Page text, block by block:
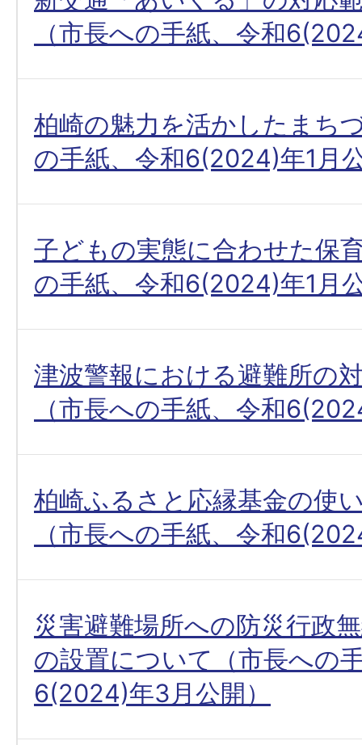
（市長への手紙、令和
柏崎の魅力を活かしたまち
の手紙、令和6(2024)年1月
子どもの実態に合わせた保
の手紙、令和6(2024)年1月
津波警報における避難所の
（市長への手紙、令和
柏崎ふるさと応縁基金の使
（市長への手紙、令和
災害避難場所への防災行政
の設置について（市長への
6(2024)年3月公開）